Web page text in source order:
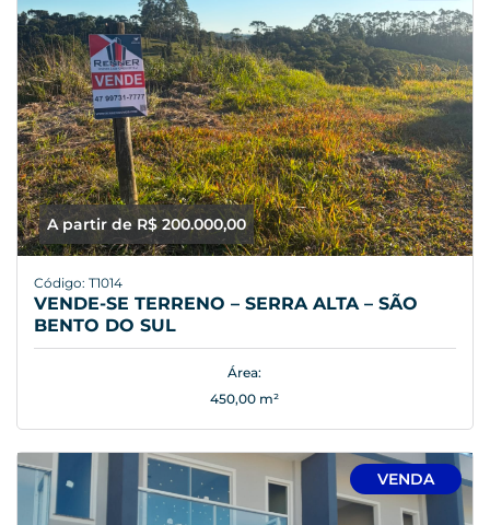
A partir de R$ 200.000,00
Código: T1014
VENDE-SE TERRENO – SERRA ALTA – SÃO
BENTO DO SUL
Área:
450,00 m²
VENDA